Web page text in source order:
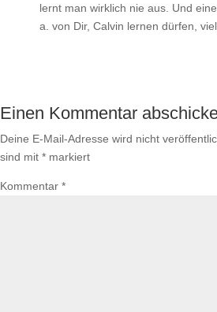
lernt man wirklich nie aus. Und
a. von Dir, Calvin lernen dürfen,
Einen Kommentar
Deine E-Mail-Adresse wird nicht
sind mit * markiert
Kommentar *